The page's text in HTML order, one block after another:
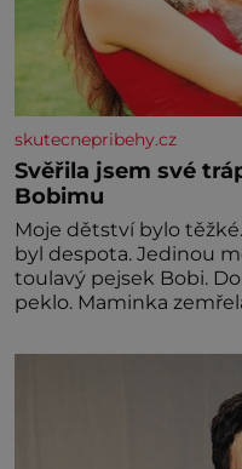
skutecnepribehy.cz
Svěřila jsem své
Bobimu
Moje dětství bylo
byl despota. Jedinou
toulavý pejsek Bobi.
peklo. Maminka
výplatu. Čtyři roky
vesnici. Měli mě tam